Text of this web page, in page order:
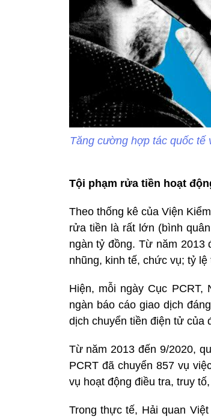
Tăng cường hợp tác quốc tế
Tội phạm rửa tiền hoạt
Theo thống kê của Viện
rửa tiền là rất lớn (bình
ngàn tỷ đồng. Từ năm 2013
nhũng, kinh tế, chức vụ; tỷ
Hiện, mỗi ngày Cục
ngàn báo cáo giao dịch
dịch chuyển tiền điện tử của
Từ năm 2013 đến 9/2020,
PCRT đã chuyển 857 vụ
vụ hoạt động điều tra, truy
Trong thực tế, Hải quan